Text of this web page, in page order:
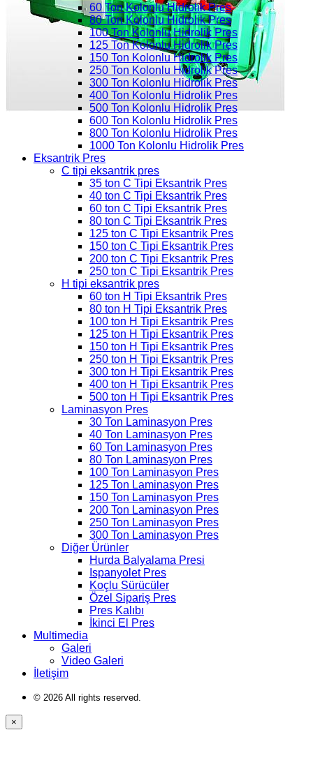
60 Ton Kolonlu Hidrolik Pres
80 Ton Kolonlu Hidrolik Pres
100 Ton Kolonlu Hidrolik Pres
125 Ton Kolonlu Hidrolik Pres
150 Ton Kolonlu Hidrolik Pres
250 Ton Kolonlu Hidrolik Pres
300 Ton Kolonlu Hidrolik Pres
400 Ton Kolonlu Hidrolik Pres
500 Ton Kolonlu Hidrolik Pres
600 Ton Kolonlu Hidrolik Pres
800 Ton Kolonlu Hidrolik Pres
1000 Ton Kolonlu Hidrolik Pres
Eksantrik Pres
C tipi eksantrik pres
35 ton C Tipi Eksantrik Pres
40 ton C Tipi Eksantrik Pres
60 ton C Tipi Eksantrik Pres
80 ton C Tipi Eksantrik Pres
125 ton C Tipi Eksantrik Pres
150 ton C Tipi Eksantrik Pres
200 ton C Tipi Eksantrik Pres
250 ton C Tipi Eksantrik Pres
H tipi eksantrik pres
60 ton H Tipi Eksantrik Pres
80 ton H Tipi Eksantrik Pres
100 ton H Tipi Eksantrik Pres
125 ton H Tipi Eksantrik Pres
150 ton H Tipi Eksantrik Pres
250 ton H Tipi Eksantrik Pres
300 ton H Tipi Eksantrik Pres
400 ton H Tipi Eksantrik Pres
500 ton H Tipi Eksantrik Pres
Laminasyon Pres
30 Ton Laminasyon Pres
40 Ton Laminasyon Pres
60 Ton Laminasyon Pres
80 Ton Laminasyon Pres
100 Ton Laminasyon Pres
125 Ton Laminasyon Pres
150 Ton Laminasyon Pres
200 Ton Laminasyon Pres
250 Ton Laminasyon Pres
300 Ton Laminasyon Pres
Diğer Ürünler
Hurda Balyalama Presi
Ispanyolet Pres
Koçlu Sürücüler
Özel Sipariş Pres
Pres Kalıbı
İkinci El Pres
Multimedia
Galeri
Video Galeri
İletişim
© 2026 All rights reserved.
×